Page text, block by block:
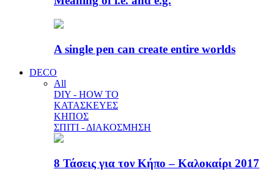
A single pen can create entire worlds
DECO
All
DIY - HOW TO
ΚΑΤΑΣΚΕΥΕΣ
ΚΗΠΟΣ
ΣΠΙΤΙ - ΔΙΑΚΟΣΜΗΣΗ
8 Τάσεις για τον Κήπο – Καλοκαίρι 2017